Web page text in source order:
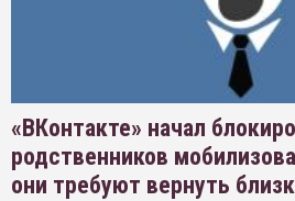
«ВКонтакте» начал
родственников
они требуют вернуть